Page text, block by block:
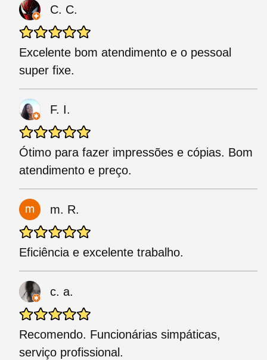
C. C.
Excelente bom atendimento e o pessoal
super fixe.
F. I.
Ótimo para fazer impressões e cópias. Bom
atendimento e preço.
m. R.
Eficiência e excelente trabalho.
c. a.
Recomendo. Funcionárias simpáticas,
serviço profissional.